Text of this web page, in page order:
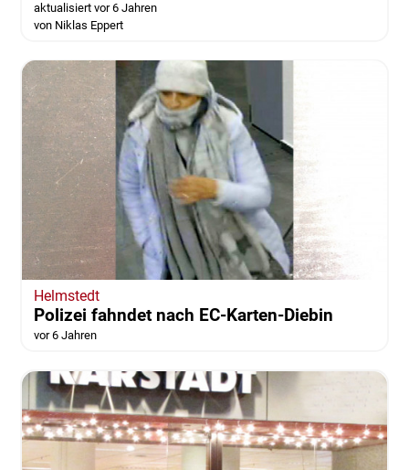
aktualisiert vor 6 Jahren
von Niklas Eppert
Helmstedt
Polizei fahndet nach EC-Karten-Diebin
vor 6 Jahren